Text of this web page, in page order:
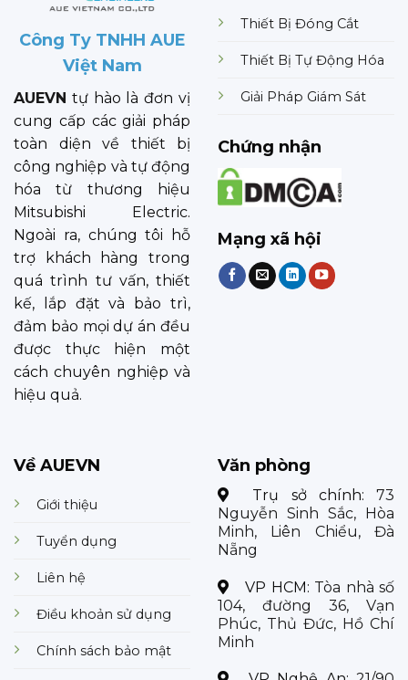
Công Ty TNHH AUE
Việt Nam
AUEVN tự hào là đơn vị
cung cấp các giải pháp
toàn diện về thiết bị
công nghiệp và tự động
hóa từ thương hiệu
Mitsubishi Electric.
Ngoài ra, chúng tôi hỗ
trợ khách hàng trong
quá trình tư vấn, thiết
kế, lắp đặt và bảo trì,
đảm bảo mọi dự án đều
được thực hiện một
cách chuyên nghiệp và
hiệu quả.
Thiết Bị Đóng Cắt
Thiết Bị Tự Động Hóa
Giải Pháp Giám Sát
Chứng nhận
Mạng xã hội
Về AUEVN
Giới thiệu
Tuyển dụng
Liên hệ
Điều khoản sử dụng
Chính sách bảo mật
Văn phòng
Trụ sở chính: 73
Nguyễn Sinh Sắc, Hòa
Minh, Liên Chiểu, Đà
Nẵng
VP HCM: Tòa nhà số
104, đường 36, Vạn
Phúc, Thủ Đức, Hồ Chí
Minh